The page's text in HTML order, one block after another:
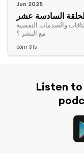
Jun 2025
السادسة عشر
والصدمات النفسية
مع البشر ؟
56m 31s
Listen to